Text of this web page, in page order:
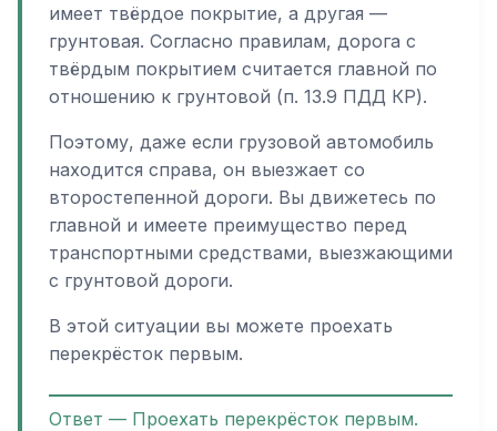
имеет твёрдое покрытие, а другая —
грунтовая. Согласно правилам, дорога с
твёрдым покрытием считается главной по
отношению к грунтовой (п. 13.9 ПДД КР).
Поэтому, даже если грузовой автомобиль
находится справа, он выезжает со
второстепенной дороги. Вы движетесь по
главной и имеете преимущество перед
транспортными средствами, выезжающими
с грунтовой дороги.
В этой ситуации вы можете проехать
перекрёсток первым.
Ответ — Проехать перекрёсток первым.